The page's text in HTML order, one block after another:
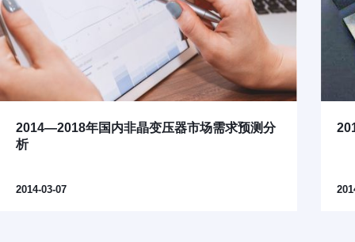
2014—2018年国内非晶变压器市场需求预测分
析
2014-03-07